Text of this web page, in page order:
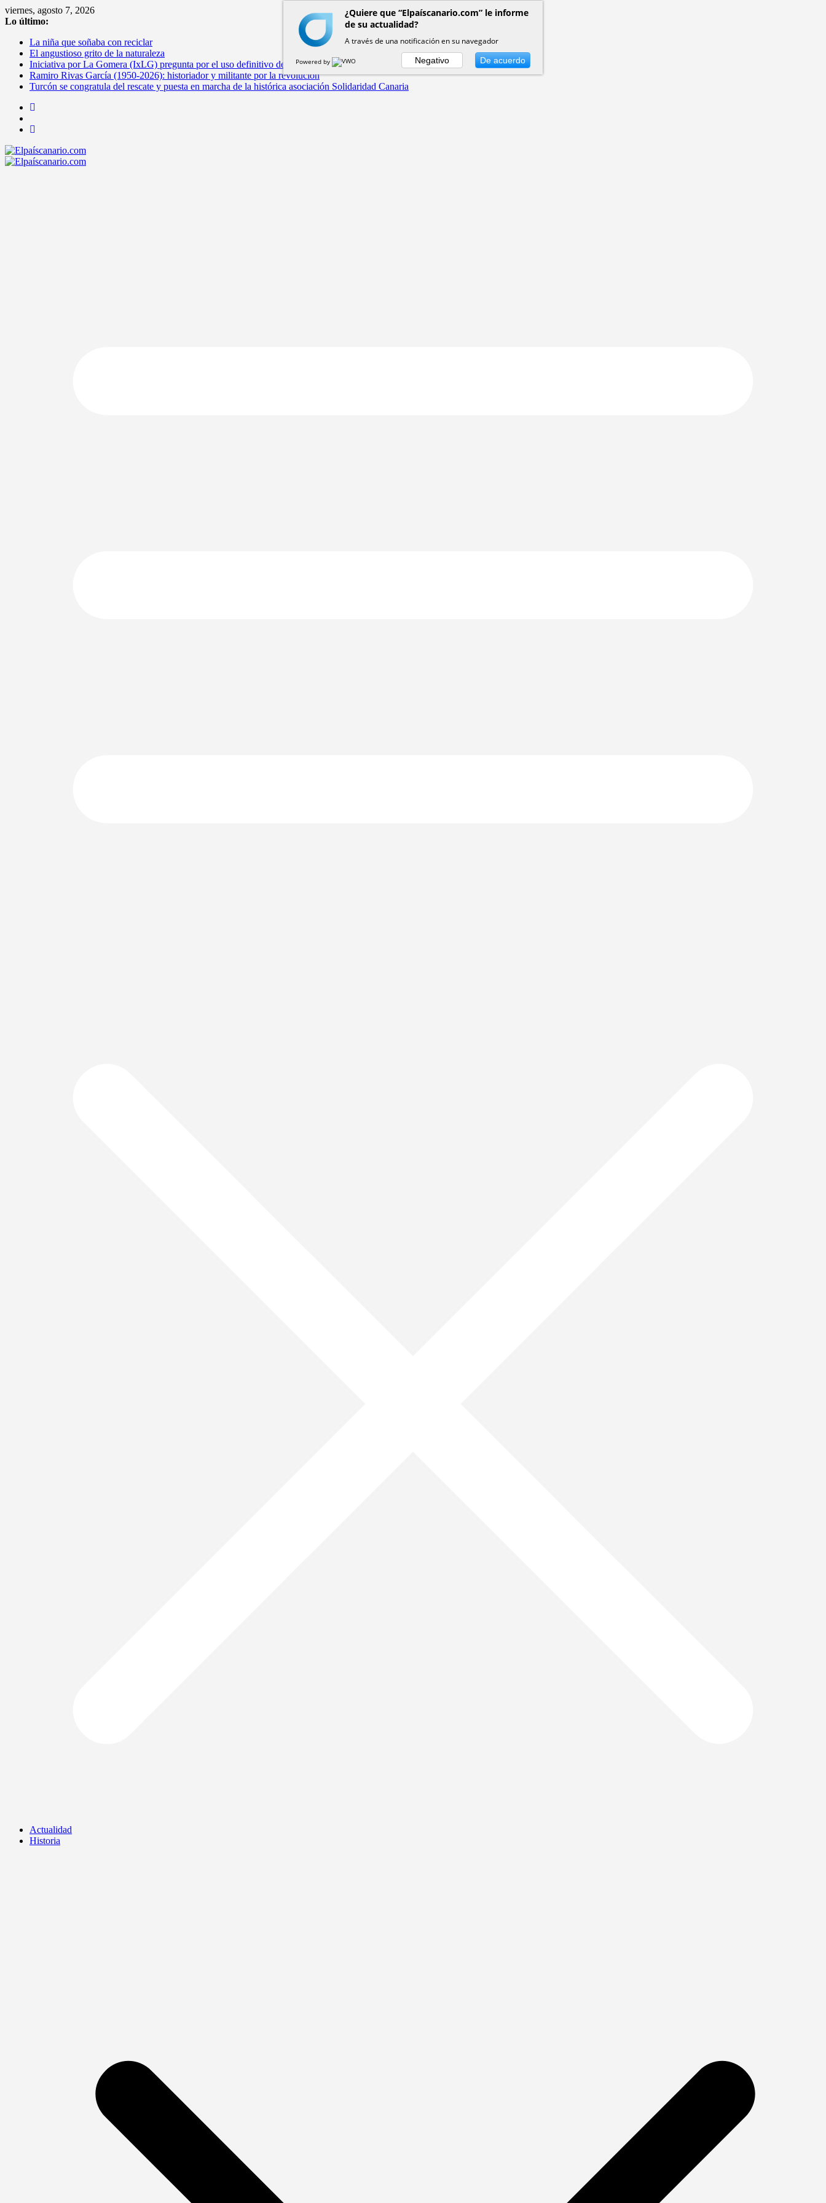
Saltar
al
viernes, agosto 7, 2026
Lo último:
La niña que soñaba con reciclar
El angustioso grito de la naturaleza
Iniciativa por La Gomera (IxLG) pregunta por el uso definitivo de la Real Casa de la Aduana
Ramiro Rivas García (1950-2026): historiador y militante por la revolución
Turcón se congratula del rescate y puesta en marcha de la histórica asociación Solidaridad Canaria
Actualidad
Historia
¿Quiere que “Elpaíscanario.com” le informe
de su actualidad?
A través de una notificación en su navegador
Powered by Negativo De acuerdo